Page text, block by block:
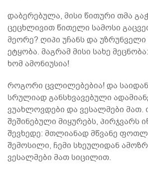
დაბერებულა, მისი წითური თმა
ცეცხლივით წითელი სამოსი
მეორე? ღიპი უჩანს და
ეტყობა. მაგრამ მისი სახე
ხომ ამონიუსია!
როგორი ცვლილებებია! და
სრულიად განსხვავებული
ვუახლოვდები და ვესალმები მათ.
შეშინებული მიყურებს, პირჯვარს
შევხედე: მთლიანად მწვანე
შემოსილი, ჩემი სხეულიდან
ვესალმები მათ სიცილით.